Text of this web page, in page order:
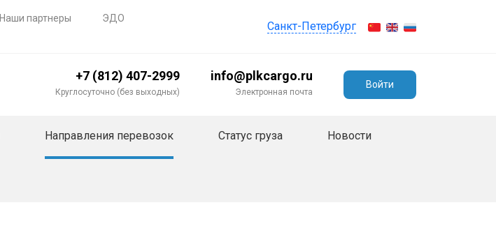
Наши партнеры
ЭДО
Санкт-Петербург
+7 (812) 407-2999
Круглосуточно (без выходных)
info@plkcargo.ru
Электронная почта
Войти
Направления перевозок Статус груза Новости